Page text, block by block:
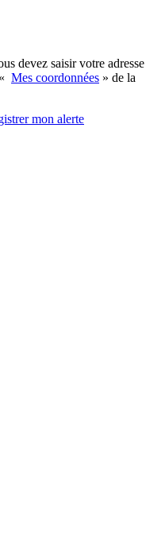
devez saisir votre adresse
Mes coordonnées » de la
mon alerte